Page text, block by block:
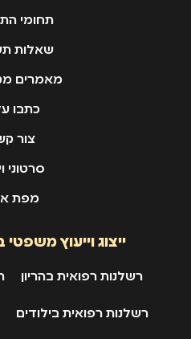
תחומי
שאלות
מאמרים
כתבו
צור
סרטוני
מפת
ייצוג וייעוץ
רשלנות רפואית בהריון
רשלנות רפואית בילודים